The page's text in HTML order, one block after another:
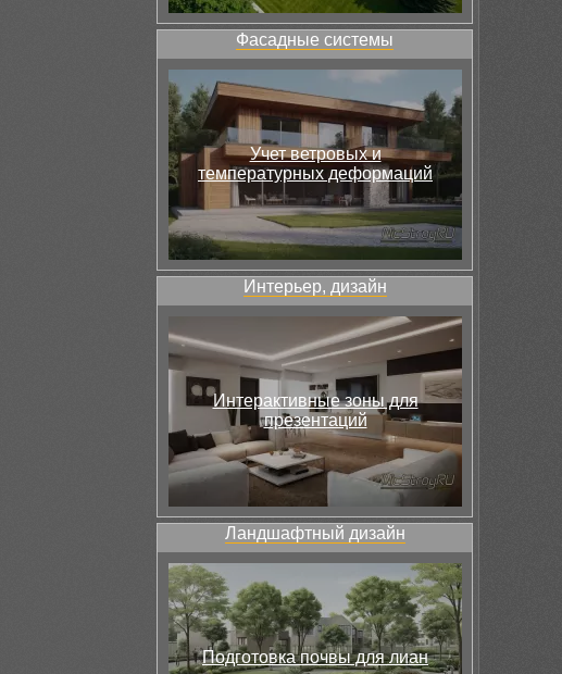
Фасадные системы
Учет ветровых и
температурных деформаций
Интерьер, дизайн
Интерактивные зоны для
презентаций
Ландшафтный дизайн
Подготовка почвы для лиан